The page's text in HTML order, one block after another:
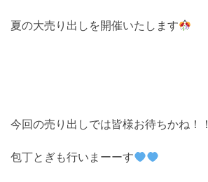
夏の大売り出しを開催いたします
今回の売り出しでは皆様お待ちかね！！
包丁とぎも行いまーーす